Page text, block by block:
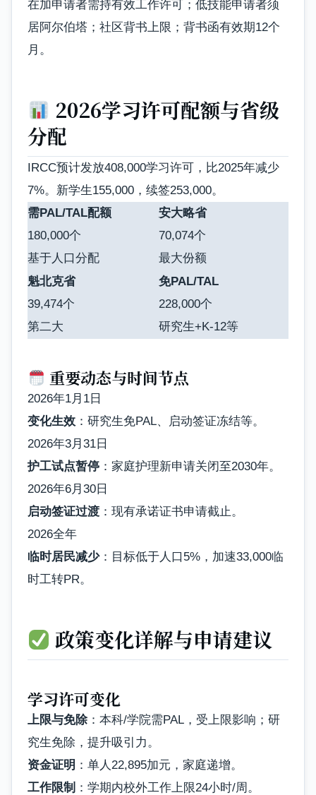
在加申请者需持有效工作许可；低技能申请者须
居阿尔伯塔；社区背书上限；背书函有效期12个
月。
2026学习许可配额与省级
分配
IRCC预计发放408,000学习许可，比2025年减少
7%。新学生155,000，续签253,000。
需PAL/TAL配额
180,000个
基于人口分配
安大略省
70,074个
最大份额
魁北克省
39,474个
第二大
免PAL/TAL
228,000个
研究生+K-12等
重要动态与时间节点
2026年1月1日
变化生效 ：研究生免PAL、启动签证冻结等。
2026年3月31日
护工试点暂停 ：家庭护理新申请关闭至2030年。
2026年6月30日
启动签证过渡 ：现有承诺证书申请截止。
2026全年
临时居民减少：目标低于人口5%，加速33,000临
时工转PR。
政策变化详解与申请建议
学习许可变化
上限与免除 ：本科/学院需PAL，受上限影响；研
究生免除，提升吸引力。
资金证明 ：单人22,895加元，家庭递增。
工作限制 ：学期内校外工作上限24小时/周。